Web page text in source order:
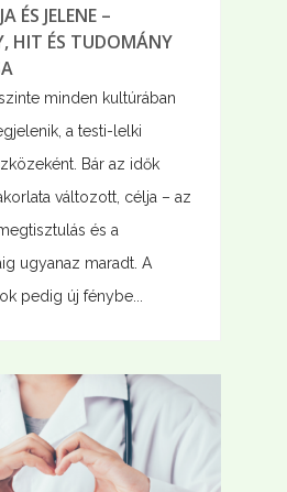
ÉS JELENE –
HIT ÉS TUDOMÁNY
minden kultúrában
a testi-lelki
Bár az idők
változott, célja – az
és a
ugyanaz maradt. A
pedig új fénybe...